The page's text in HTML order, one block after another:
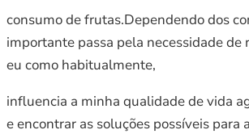
consumo de frutas.Dependendo dos
importante passa pela necessidade de
eu como habitualmente,
influencia a minha qualidade de vida
e encontrar as soluções possíveis para